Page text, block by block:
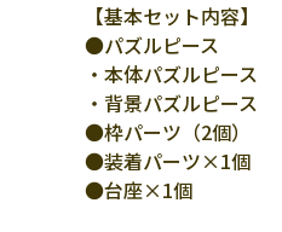
【基本セット内容】
●パズルピース
・本体パズルピース
・背景パズルピース
●枠パーツ（2個）
●装着パーツ×1個
●台座×1個